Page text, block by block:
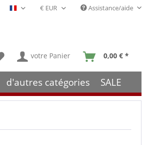
Français- FR Assistance/aide
votre Panier 0,00 € *
d'autres catégories SALE